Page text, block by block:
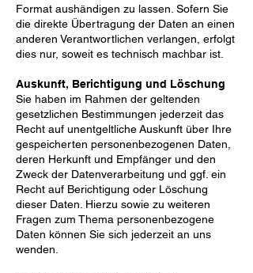
Format aushändigen zu lassen. Sofern Sie
die direkte Übertragung der Daten an einen
anderen Verantwortlichen verlangen, erfolgt
dies nur, soweit es technisch machbar ist.
Auskunft, Berichtigung und Löschung
Sie haben im Rahmen der geltenden
gesetzlichen Bestimmungen jederzeit das
Recht auf unentgeltlicheAuskunft über Ihre
gespeicherten personenbezogenen Daten,
deren Herkunft und Empfänger und den
Zweck der Datenverarbeitung und ggf. ein
Recht auf Berichtigung oder Löschung
dieser Daten. Hierzu sowie zu weiteren
Fragen zum Thema personenbezogene
Daten können Sie sich jederzeit an uns
wenden.